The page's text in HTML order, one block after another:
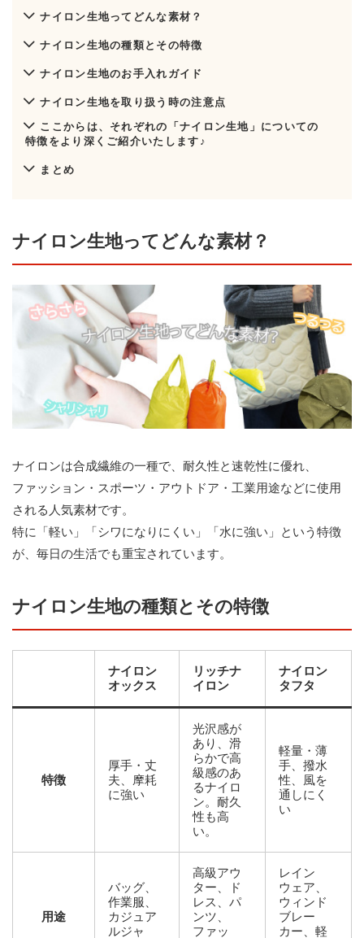
ナイロン生地ってどんな素材？
ナイロン生地の種類とその特徴
ナイロン生地のお手入れガイド
ナイロン生地を取り扱う時の注意点
ここからは、それぞれの「ナイロン生地」についての
特徴をより深くご紹介いたします♪
まとめ
ナイロン生地ってどんな素材？
ナイロンは合成繊維の一種で、耐久性と速乾性に優れ、
ファッション・スポーツ・アウトドア・工業用途などに使用
される人気素材です。
特に「軽い」「シワになりにくい」「水に強い」という特徴
が、毎日の生活でも重宝されています。
ナイロン生地の種類とその特徴
ナイロン
オックス
リッチナ
イロン
ナイロン
タフタ
特徴
厚手・丈
夫、摩耗
に強い
光沢感が
あり、滑
らかで高
級感のあ
るナイロ
ン。耐久
性も高
い。
軽量・薄
手、撥水
性、風を
通しにく
い
用途
バッグ、
作業服、
カジュア
ルジャ
高級アウ
ター、ド
レス、パ
ンツ、
ファッ
レイン
ウェア、
ウィンド
ブレー
カー、軽